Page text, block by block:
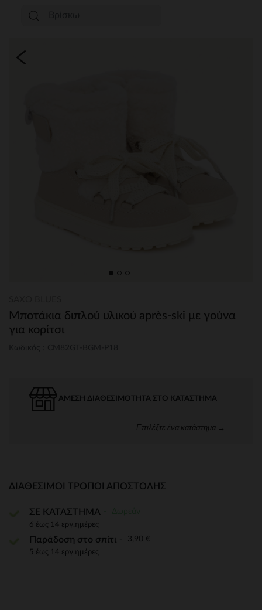
Μποτάκια διπλού υλικού après-ski με γούνα
για κορίτσι
ΆΜΕΣΗ ΔΙΑΘΕΣΙΜΌΤΗΤΑ ΣΤΟ ΚΑΤΆΣΤΗΜΑ
Επιλέξτε ένα κατάστημα →
ΔΙΑΘΈΣΙΜΟΙ ΤΡΌΠΟΙ ΑΠΟΣΤΟΛΉΣ
ΣΕ ΚΑΤΑΣΤΗΜΑ
6 έως 14 εργ.ημέρες
Παράδοση στο σπίτι 3,90 €
5 έως 14 εργ.ημέρες